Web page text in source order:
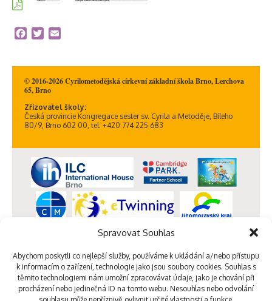
Spravovat Souhlas
Abychom poskytli co nejlepší služby, používáme k ukládání a/nebo přístupu
k informacím o zařízení, technologie jako jsou soubory cookies. Souhlas s
těmito technologiemi nám umožní zpracovávat údaje, jako je chování při
procházení nebo jedinečná ID na tomto webu. Nesouhlas nebo odvolání
Facebook
Twitter
© 2016-2026 Cyrilometodějská církevní základní škola Brno, Lerchova
65, Brno
Zřizovatel školy:
Česká provincie Kongregace sester sv. Cyrila a Metoděje, Bíleho
80/9, Brno 602 00, tel: +420 774 225 683